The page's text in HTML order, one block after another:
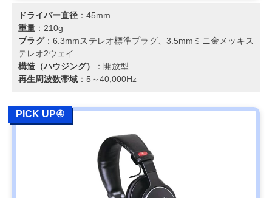
ドライバー直径 ：45mm
重量 ：210g
プラグ：6.3mmステレオ標準プラグ、3.5mmミニ金メッキス
テレオ2ウェイ
構造（ハウジング）
：開放型
再生周波数帯域 ：5～40,000Hz
PICK UP④